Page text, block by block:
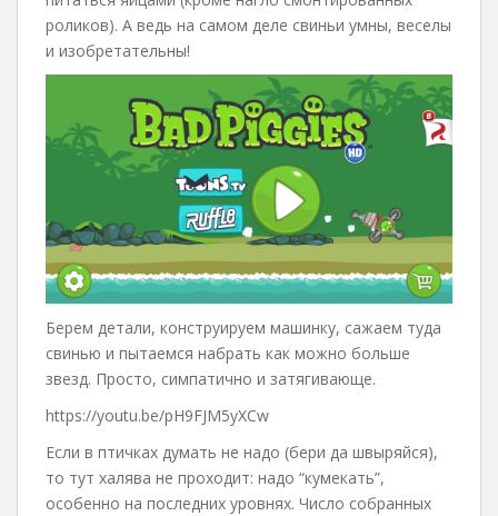
роликов). А ведь на самом деле свиньи умны, веселы
и изобретательны!
Берем детали, конструируем машинку, сажаем туда
свинью и пытаемся набрать как можно больше
звезд. Просто, симпатично и затягивающе.
https://youtu.be/pH9FJM5yXCw
Если в птичках думать не надо (бери да швыряйся),
то тут халява не проходит: надо “кумекать”,
особенно на последних уровнях. Число собранных